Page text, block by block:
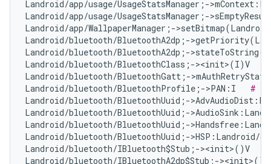
Landroid/app/usage/UsageStatsManager;-
Landroid/app/usage/UsageStatsManager;-
Landroid/app/WallpaperManager;-
Landroid/bluetooth/BluetoothA2dp;-
Landroid/bluetooth/BluetoothA2dp;-
Landroid/bluetooth/BluetoothClass;-><init>(I)V
Landroid/bluetooth/BluetoothGatt;-
Landroid/bluetooth/BluetoothProfile;->PAN:I #
Landroid/bluetooth/BluetoothUuid;-
Landroid/bluetooth/BluetoothUuid;-
Landroid/bluetooth/BluetoothUuid;-
Landroid/bluetooth/BluetoothUuid;-
Landroid/bluetooth/IBluetooth$Stub;-><init>()V
Landroid/bluetooth/IBluetoothA2dp$Stub;-